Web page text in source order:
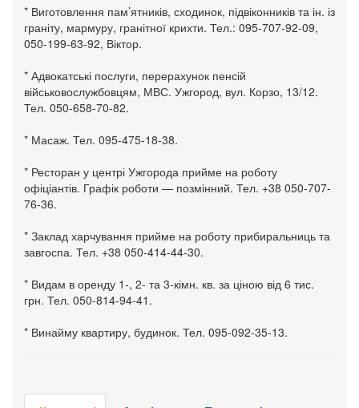
* Виготовлення пам’ятників, сходинок, підвіконників та ін. із
граніту, мармуру, гранітної крихти. Тел.: 095-707-92-09,
050-199-63-92, Віктор.
* Адвокатські послуги, перерахунок пенсій
військовослужбовцям, МВС. Ужгород, вул. Корзо, 13/12.
Тел. 050-658-70-82.
* Масаж. Тел. 095-475-18-38.
* Ресторан у центрі Ужгорода прийме на роботу
офіціантів. Графік роботи — позмінний. Тел. +38 050-707-
76-36.
* Заклад харчування прийме на роботу прибиральниць та
завгоспа. Тел. +38 050-414-44-30.
* Видам в оренду 1-, 2- та 3-кімн. кв. за ціною від 6 тис.
грн. Тел. 050-814-94-41.
* Винайму квартиру, будинок. Тел. 095-092-35-13.